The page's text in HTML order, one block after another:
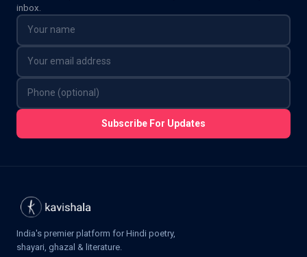
inbox.
Subscribe For Updates
India's premier platform for Hindi poetry,
shayari, ghazal & literature.